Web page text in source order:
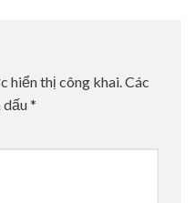
hiển thị công khai. Các
*